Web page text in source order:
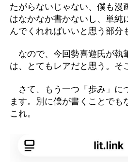
たがらないじゃない、僕も漫
はなかなか書かないし、単純
んでくれればいいと思う部分
なので、今回勢喜遊氏が執
は、とてもレアだと思う。そ
さて、もう一つ「歩み」に
ます。別に僕が書くことでも
これ。